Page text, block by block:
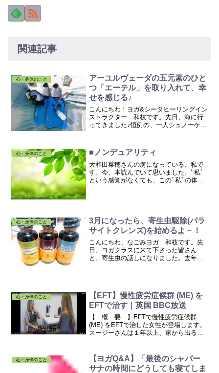
関連記事
心・身体のこと
アーユルヴェーダの五元素のひと
つ「エーテル」を取り入れて、幸
せを感じる♪
こんにちわ！ヨガ&シータヒーリングイン
ストラクター 和枝です。先日、海に行
ってきました♪恒例の、一人シュノーケリ
の私も一人でいるのちょっと恥ずかしか
った（笑）私ぐらいじゃ...
心・身体のこと ■ノンデュアリティ
大和田菜穂さんの虜になっている、私で
す。今、本読んでいて思いました。ﾞ私ﾞ
という感覚がなくても、このﾞ私ﾞの体
心・身体のこと
3月になったら、寄生虫駆除(パラ
サイトクレンズ)を始めるよ－！
こんにちわ、なごみヨガ 和枝です。先
日、ヨガクラスに来て下さった皆さん
と、寄生虫の話しになりました。去年、
心・身体のこと
【EFT】慢性疲労症候群 (ME) を
EFTで治す｜英国 BBC放送
【 概 要 】EFTで慢性疲労症候群
(ME) をEFTで治した女性が登場します。
スージーさんは１年以上、家から出るこ
半ばに、ベトナム戦争を経験した退役軍
人のPT...
心・身体のこと
【ヨガQ&A】「最後のシャバー
サナの時間にどうしても寝てしま